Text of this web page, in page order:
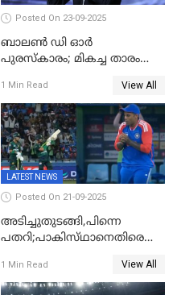
Posted On 23-09-2025
ബാലണ്‍ ഡി ഓര്‍
പുരസ്‌കാരം; മികച്ച താരം
1 Min Read View All
LATEST NEWS
Posted On 21-09-2025
അടിച്ചുതുടങ്ങി,പിന്നെ
പതറി;പാകിസ്‌ഥാനെതിരെ
വിജയലക്ഷ്യം
1 Min Read View All